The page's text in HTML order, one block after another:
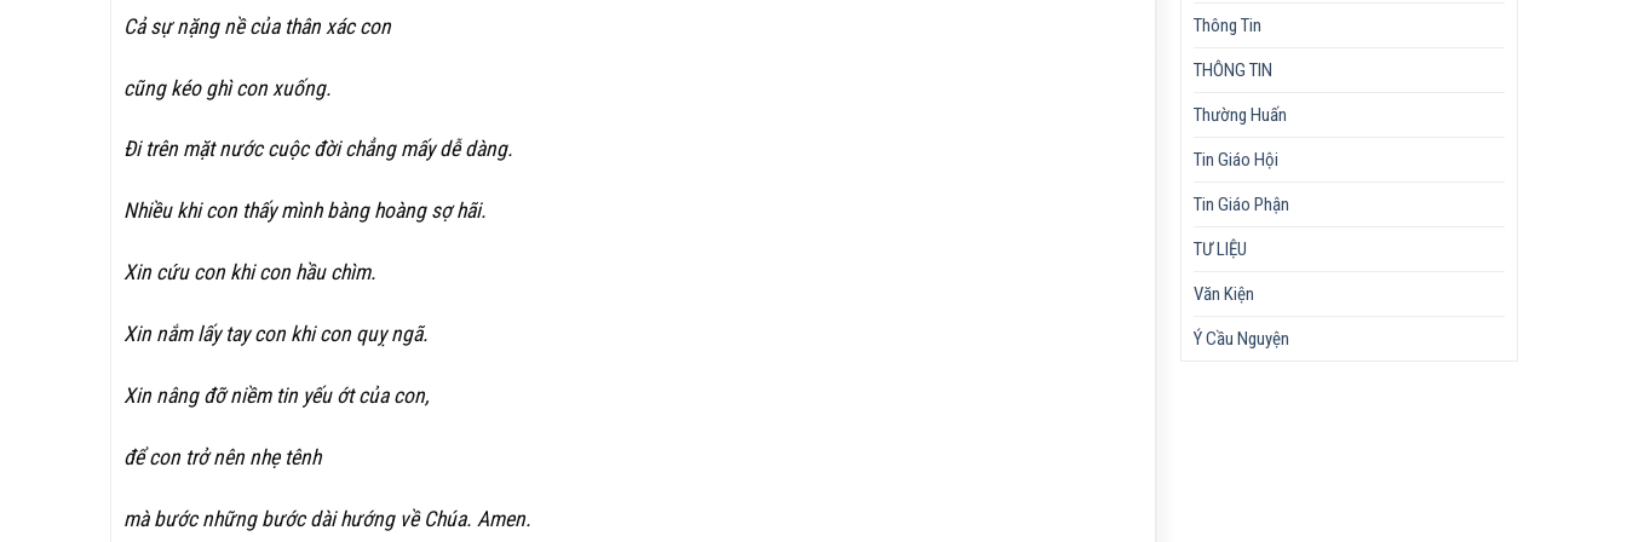
Cả sự nặng nề của thân xác con
cũng kéo ghì con xuống.
Đi trên mặt nước cuộc đời chẳng mấy dễ dàng.
Nhiều khi con thấy mình bàng hoàng sợ hãi.
Xin cứu con khi con hầu chìm.
Xin nắm lấy tay con khi con quỵ ngã.
Xin nâng đỡ niềm tin yếu ớt của con,
để con trở nên nhẹ tênh
mà bước những bước dài hướng về Chúa. Amen.
Thông Tin
THÔNG TIN
Thường Huấn
Tin Giáo Hội
Tin Giáo Phận
TƯ LIỆU
Văn Kiện
Ý Cầu Nguyện